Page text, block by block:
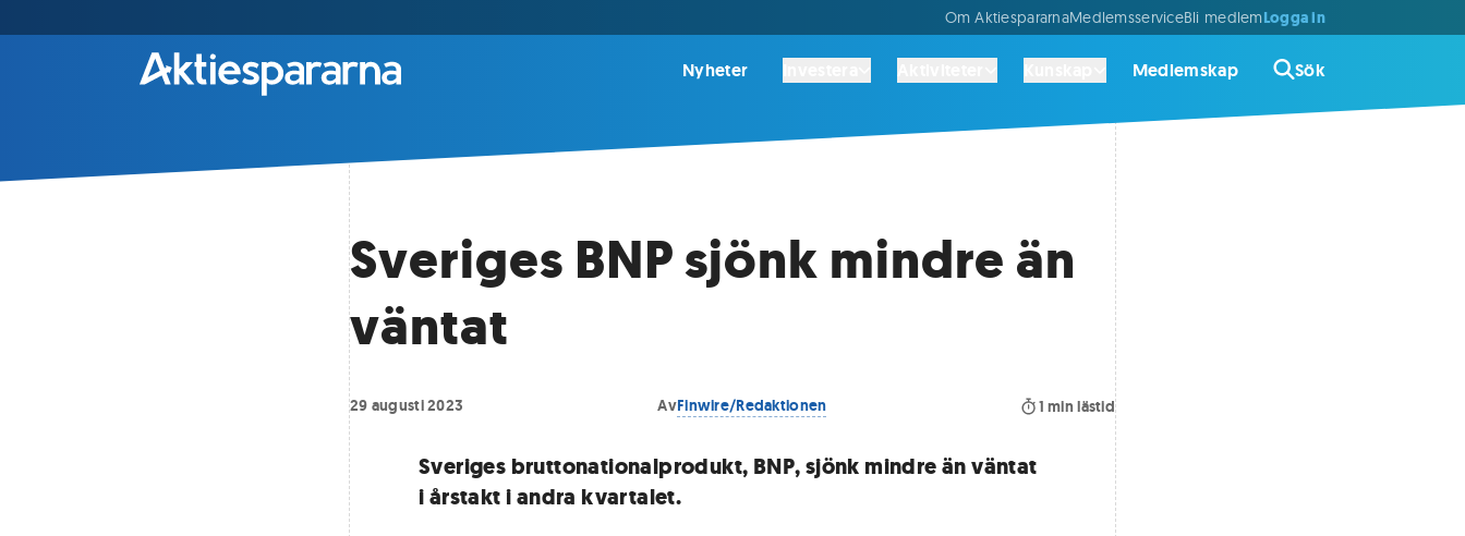
Om AktiespararnaMedlemsserviceBli medlemLogga in
Nyheter Medlemskap Sök
Sveriges BNP sjönk mindre än
väntat
29 augusti 2023 AvFinwire/Redaktionen 1 min lästid
Sveriges bruttonationalprodukt, BNP, sjönk mindre än väntat
i årstakt i andra kvartalet.